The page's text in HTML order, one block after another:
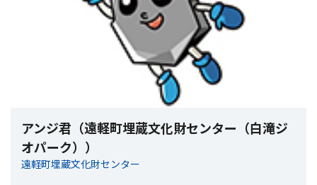
アンジ君（遠軽町埋蔵文化財センター（白滝ジ
オパーク））
遠軽町埋蔵文化財センター